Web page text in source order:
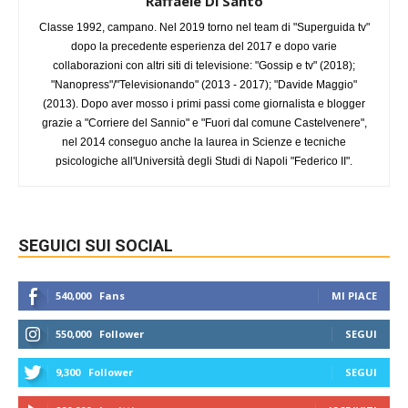
Classe 1992, campano. Nel 2019 torno nel team di "Superguida tv"
dopo la precedente esperienza del 2017 e dopo varie
collaborazioni con altri siti di televisione: "Gossip e tv" (2018);
"Nanopress"/"Televisionando" (2013 - 2017); "Davide Maggio"
(2013). Dopo aver mosso i primi passi come giornalista e blogger
grazie a "Corriere del Sannio" e "Fuori dal comune Castelvenere",
nel 2014 conseguo anche la laurea in Scienze e tecniche
psicologiche all'Università degli Studi di Napoli "Federico II".
SEGUICI SUI SOCIAL
540,000 Fans MI PIACE
550,000 Follower SEGUI
9,300 Follower SEGUI